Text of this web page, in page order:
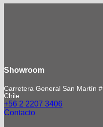
Showroom
Carretera General San Martín
Chile
+56 2 2207 3406
Contacto